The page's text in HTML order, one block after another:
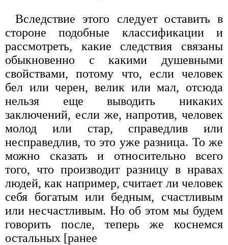
Вследствие этого следует оставить в
стороне подобные классификации и
рассмотреть, какие следствия связаны
обыкновенно с какими душевными
свойствами, потому что, если человек
бел или черен, велик или мал, отсюда
нельзя еще выводить никаких
заключений, если же, напротив, человек
молод или стар, справедлив или
несправедлив, то это уже разница. То же
можно сказать и относительно всего
того, что производит разницу в нравах
людей, как например, считает ли человек
себя богатым или бедным, счастливым
или несчастливым. Но об этом мы будем
говорить после, теперь же коснемся
остальных [ранее